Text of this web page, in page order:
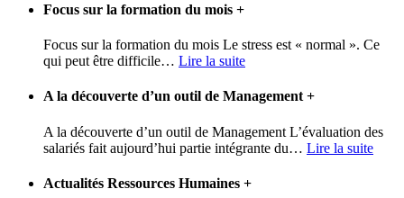
Focus sur la formation du mois +
Focus sur la formation du mois Le stress est « normal ». Ce
qui peut être difficile… Lire la suite
A la découverte d’un outil de Management +
A la découverte d’un outil de Management L’évaluation des
salariés fait aujourd’hui partie intégrante du… Lire la suite
Actualités Ressources Humaines +